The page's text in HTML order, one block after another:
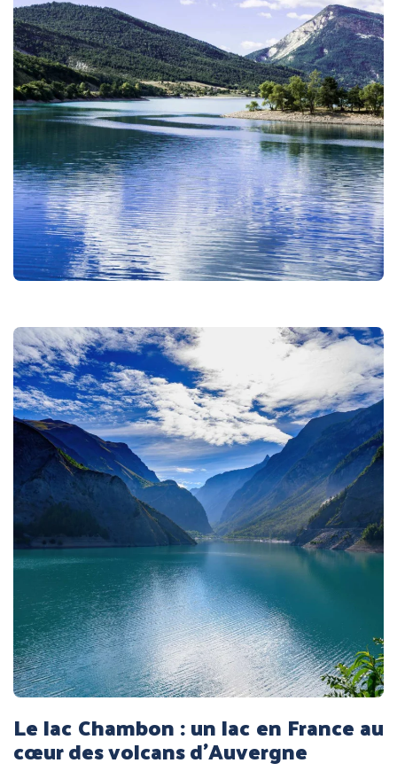
Le lac Chambon : un lac en France au
cœur des volcans d’Auvergne